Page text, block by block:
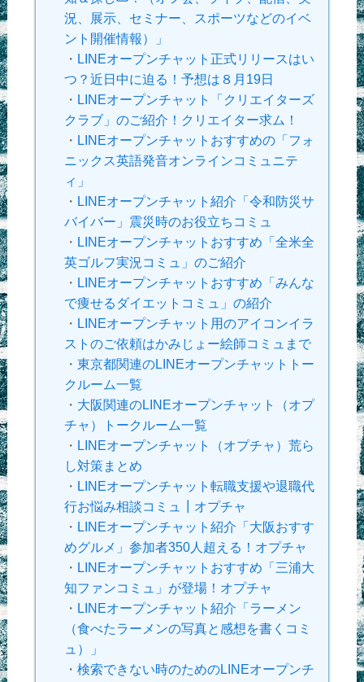
況、展示、セミナー、スポーツなどのイベ
ント開催情報）」
・ LINEオープンチャット正式リリースはい
つ？近日中に迫る！予想は８月19日
・ LINEオープンチャット「クリエイターズ
クラブ」のご紹介！クリエイター求ム！
・ LINEオープンチャットおすすめの「フォ
ニックス英語発音オンラインコミュニテ
ィ」
・ LINEオープンチャット紹介「令和防災サ
バイバー」震災時のお役立ちコミュ
・ LINEオープンチャットおすすめ「全米全
英ゴルフ実況コミュ」のご紹介
・ LINEオープンチャットおすすめ「みんな
で痩せるダイエットコミュ」の紹介
・ LINEオープンチャット用のアイコンイラ
ストのご依頼はかみじょー絵師コミュまで
・ 東京都関連のLINEオープンチャットトー
クルーム一覧
・ 大阪関連のLINEオープンチャット（オプ
チャ）トークルーム一覧
・ LINEオープンチャット（オプチャ）荒ら
し対策まとめ
・ LINEオープンチャット転職支援や退職代
行お悩み相談コミュ┃オプチャ
・ LINEオープンチャット紹介「大阪おすす
めグルメ」参加者350人超える！オプチャ
・ LINEオープンチャットおすすめ「三浦大
知ファンコミュ」が登場！オプチャ
・ LINEオープンチャット紹介「ラーメン
（食べたラーメンの写真と感想を書くコミ
ュ）」
・ 検索できない時のためのLINEオープンチ